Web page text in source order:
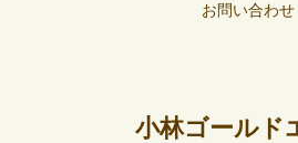
お問い合わせ
小林ゴールド